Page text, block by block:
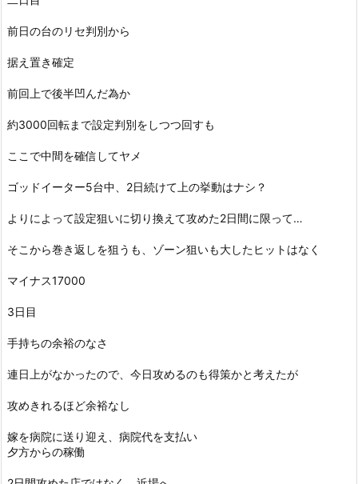
前日の台のリセ判別から
据え置き確定
前回上で後半凹んだ為か
約3000回転まで設定判別をしつつ回すも
ここで中間を確信してヤメ
ゴッドイーター5台中、2日続けて上の挙動はナシ？
よりによって設定狙いに切り換えて攻めた2日間に限って…
そこから巻き返しを狙うも、ゾーン狙いも大したヒットはなく
マイナス17000
3日目
手持ちの余裕のなさ
連日上がなかったので、今日攻めるのも得策かと考えたが
攻めきれるほど余裕なし
嫁を病院に送り迎え、病院代を支払い
夕方からの稼働